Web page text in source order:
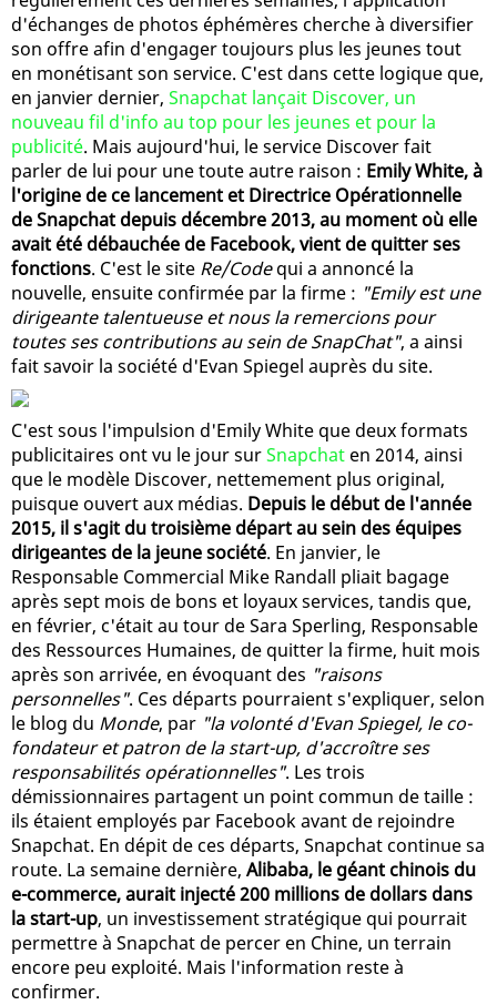
d'échanges de photos éphémères cherche à diversifier
son offre afin d'engager toujours plus les jeunes tout
en monétisant son service. C'est dans cette logique que,
en janvier dernier, Snapchat lançait Discover, un
nouveau fil d'info au top pour les jeunes et pour la
publicité. Mais aujourd'hui, le service Discover fait
parler de lui pour une toute autre raison : Emily White, à
l'origine de ce lancement et Directrice Opérationnelle
de Snapchat depuis décembre 2013, au moment où elle
avait été débauchée de Facebook, vient de quitter ses
fonctions. C'est le site Re/Codequi a annoncé la
nouvelle, ensuite confirmée par la firme : "Emily est une
dirigeante talentueuse et nous la remercions pour
toutes ses contributions au sein de SnapChat", a ainsi
fait savoir la société d'Evan Spiegel auprès du site.
C'est sous l'impulsion d'Emily White que deux formats
publicitaires ont vu le jour surSnapchat en 2014, ainsi
que le modèle Discover, nettemement plus original,
puisque ouvert aux médias. Depuis le début de l'année
2015, il s'agit du troisième départ au sein des équipes
dirigeantes de la jeune société. En janvier, le
Responsable Commercial Mike Randall pliait bagage
après sept mois de bons et loyaux services, tandis que,
en février, c'était au tour de Sara Sperling, Responsable
des Ressources Humaines, de quitter la firme, huit mois
après son arrivée, en évoquant des "raisons
personnelles". Ces départs pourraient s'expliquer, selon
le blog du Monde, par "la volonté d'Evan Spiegel, le co-
fondateur et patron de la start-up, d'accroître ses
responsabilités opérationnelles". Les trois
démissionnaires partagent un point commun de taille :
ils étaient employés par Facebook avant de rejoindre
Snapchat. En dépit de ces départs, Snapchat continue sa
route. La semaine dernière, Alibaba, le géant chinois du
e-commerce, aurait injecté 200 millions de dollars dans
la start-up, un investissement stratégique qui pourrait
permettre à Snapchat de percer en Chine, un terrain
encore peu exploité. Mais l'information reste à
confirmer.